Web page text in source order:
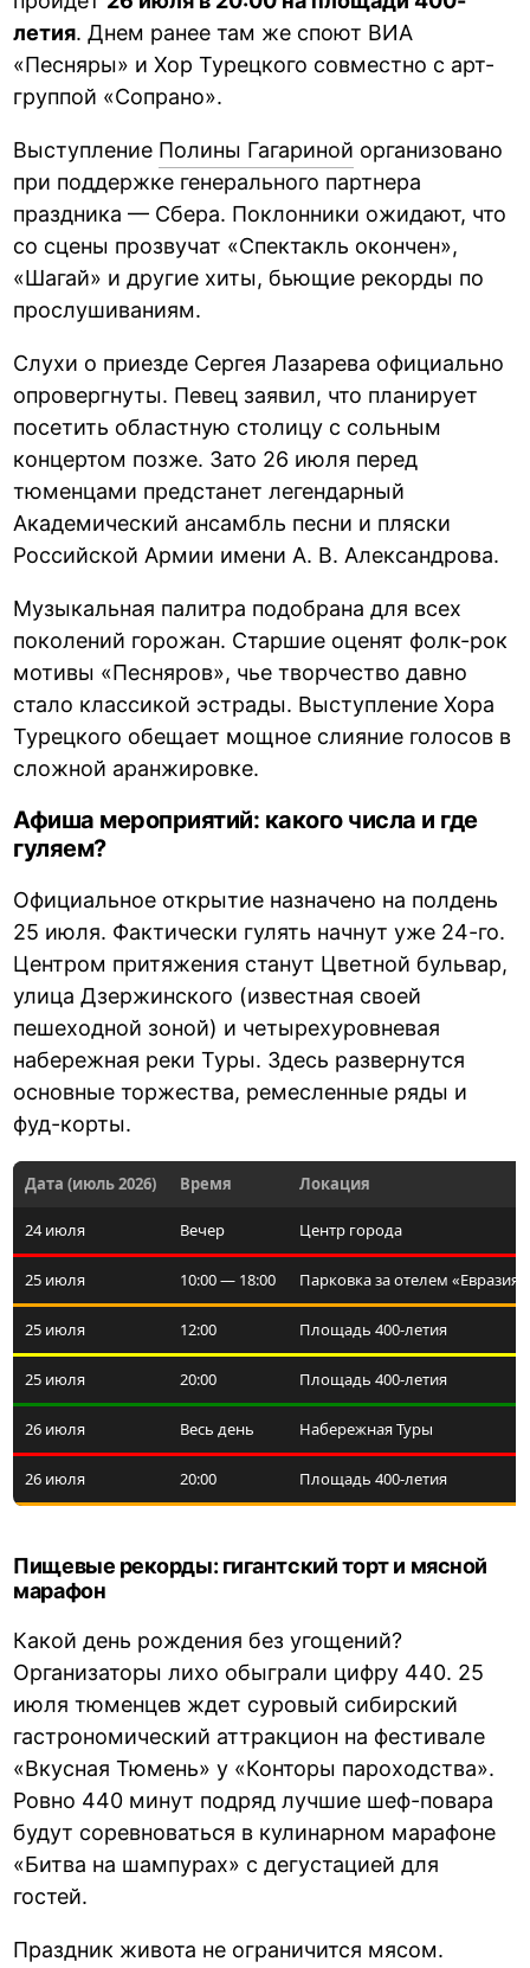
летия. Днем ранее там же споют ВИА
«Песняры» и Хор Турецкого совместно с арт-
группой «Сопрано».
Выступление Полины Гагариной организовано
при поддержке генерального партнера
праздника — Сбера. Поклонники ожидают, что
со сцены прозвучат «Спектакль окончен»,
«Шагай» и другие хиты, бьющие рекорды по
прослушиваниям.
Слухи о приезде Сергея Лазарева официально
опровергнуты. Певец заявил, что планирует
посетить областную столицу с сольным
концертом позже. Зато 26 июля перед
тюменцами предстанет легендарный
Академический ансамбль песни и пляски
Российской Армии имени А. В. Александрова.
Музыкальная палитра подобрана для всех
поколений горожан. Старшие оценят фолк-рок
мотивы «Песняров», чье творчество давно
стало классикой эстрады. Выступление Хора
Турецкого обещает мощное слияние голосов в
сложной аранжировке.
Афиша мероприятий: какого числа и где
гуляем?
Официальное открытие назначено на полдень
25 июля. Фактически гулять начнут уже 24-го.
Центром притяжения станут Цветной бульвар,
улица Дзержинского (известная своей
пешеходной зоной) и четырехуровневая
набережная реки Туры. Здесь развернутся
основные торжества, ремесленные ряды и
фуд-корты.
Дата (июль 2026) Время Локация
24 июля Вечер Центр города
25 июля 10:00 — 18:00 Парковка за отелем «Евразия»
25 июля 12:00 Площадь 400-летия
25 июля 20:00 Площадь 400-летия
26 июля Весь день Набережная Туры
26 июля 20:00 Площадь 400-летия
Пищевые рекорды: гигантский торт и мясной
марафон
Какой день рождения без угощений?
Организаторы лихо обыграли цифру 440. 25
июля тюменцев ждет суровый сибирский
гастрономический аттракцион на фестивале
«Вкусная Тюмень» у «Конторы пароходства».
Ровно 440 минут подряд лучшие шеф-повара
будут соревноваться в кулинарном марафоне
«Битва на шампурах» с дегустацией для
гостей.
Праздник живота не ограничится мясом.